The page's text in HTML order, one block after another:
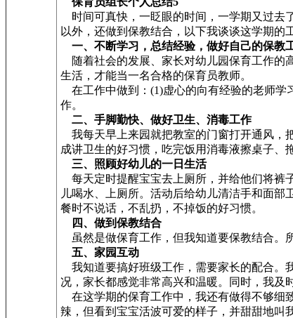
时间可真快，一眨眼的时间，一学期又过去
以外，还做到保教结合，以下我谈谈这学期的
一、不断学习，总结经验，做好自己的保教
随着社会的发展、家长对幼儿园保育工作的
生活，才能当一名合格的保育员教师。
在工作中做到：(1)虚心的向有经验的老师学
作。
二、手脚勤快、做好卫生、消毒工作
我每天早上来园就把教室的门窗打开通风，
成讲卫生的好习惯，吃完饭用消毒液擦桌子、
三、照顾好幼儿的一日生活
每天定时提醒宝宝去上厕所，并给他们将裤
儿喝水、上厕所。活动后给幼儿清洁手和面
餐时不说话，不乱扔，不掉饭的好习惯。
四、做到保教结合
虽然是做保育工作，但我知道要保教结合。
五、家园互动
我知道要搞好班级工作，需要家长的配合。
况，家长都感觉非常高兴和温暖。同时，我及
在这学期的保育工作中，我还有做得不够细
辣，但看到宝宝活波可爱的样子，并甜甜地叫